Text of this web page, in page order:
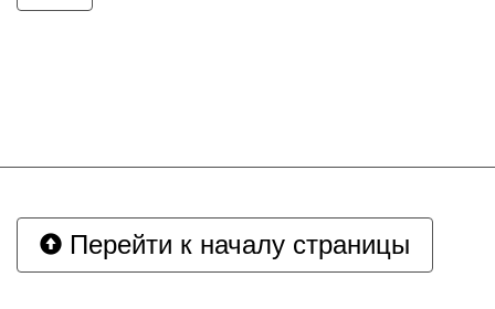
Перейти к началу страницы